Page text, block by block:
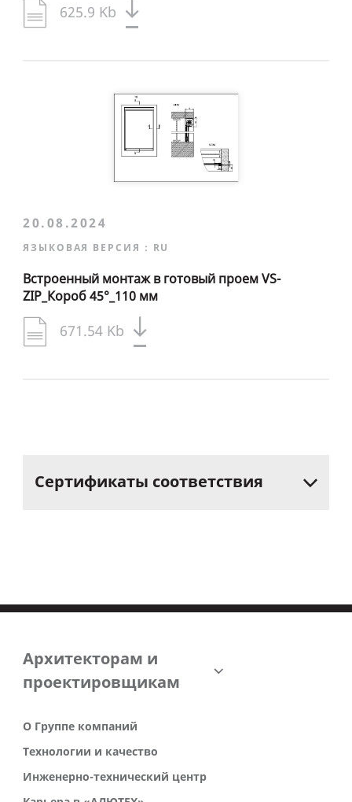
625.9 Kb
20.08.2024
ЯЗЫКОВАЯ ВЕРСИЯ : RU
Встроенный монтаж в готовый проем VS-
ZIP_Короб 45°_110 мм
671.54 Kb
Сертификаты соответствия
Архитекторам и
проектировщикам
О Группе компаний
Технологии и качество
Инженерно-технический центр